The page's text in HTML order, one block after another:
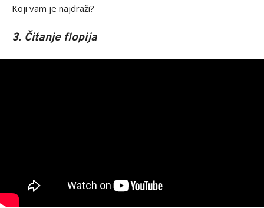
Koji vam je najdraži?
3. Čitanje flopija